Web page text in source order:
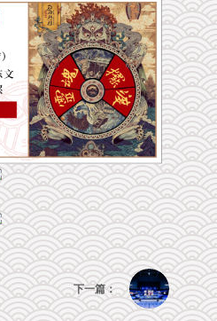
下一篇：